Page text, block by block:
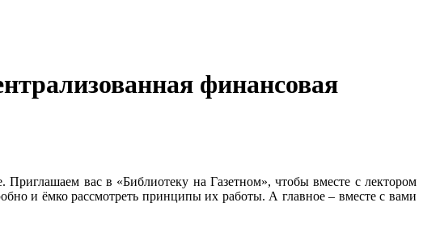
финансовая
вас в «Библиотеку на Газетном», чтобы вместе с лектором
и ёмко рассмотреть принципы их работы. А главное – вместе с вами